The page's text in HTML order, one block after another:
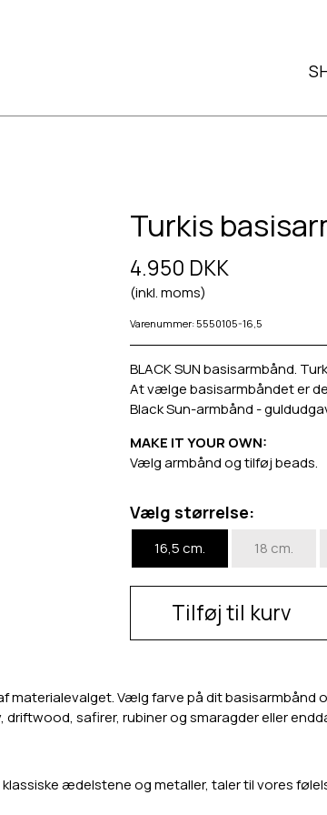
Turkis
4.950 DKK
(inkl. moms)
Varenummer: 5550105-16,5
BLACK SUN basisarmbånd.
At vælge basisarmbåndet er
Black Sun-armbånd -
MAKE IT YOUR OWN:
Vælg armbånd og tilføj beads.
Vælg størrelse:
16,5 cm. 18 cm.
Tilføj til kurv
materialevalget. Vælg farve på dit basisarmbånd
safirer, rubiner og smaragder eller
ædelstene og metaller, taler til vores